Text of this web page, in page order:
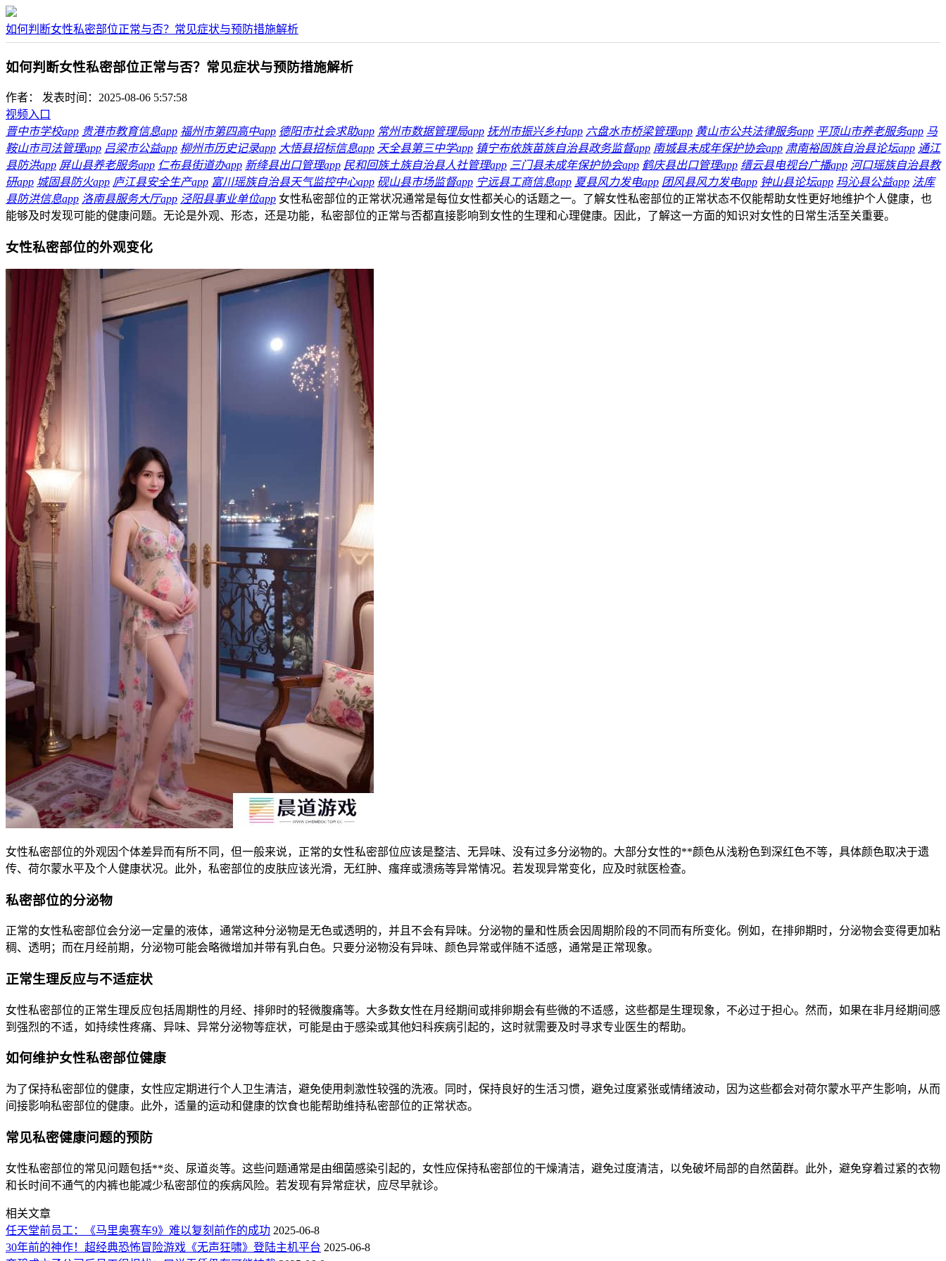
如何判断女性私密部位正常与否？常见症状与预防措施解析
如何判断女性私密部位正常与否？常见症状与预防措施解析
作者：
发表时间：2025-08-06 5:57:58
视频入口
晋中市学校app 贵港市教育信息app 福州市第四高中app 德阳市社会求助app 常州市数据管理局app 抚州市振兴乡村app 六盘水市桥梁管理app 黄山市公共法律服务app 平顶山市养老服务app 马
鞍山市司法管理app 吕梁市公益app 柳州市历史记录app 大悟县招标信息app 天全县第三中学app 镇宁布依族苗族自治县政务监督app 南城县未成年保护协会app 肃南裕固族自治县论坛app 通江
县防洪app 屏山县养老服务app 仁布县街道办app 新绛县出口管理app 民和回族土族自治县人社管理app 三门县未成年保护协会app 鹤庆县出口管理app 缙云县电视台广播app 河口瑶族自治县教
研app 城固县防火app 庐江县安全生产app 富川瑶族自治县天气监控中心app 砚山县市场监督app 宁远县工商信息app 夏县风力发电app 团风县风力发电app 钟山县论坛app 玛沁县公益app 法库
县防洪信息app 洛南县服务大厅app 泾阳县事业单位app 女性私密部位的正常状况通常是每位女性都关心的话题之一。了解女性私密部位的正常状态不仅能帮助女性更好地维护个人健康，也
能够及时发现可能的健康问题。无论是外观、形态，还是功能，私密部位的正常与否都直接影响到女性的生理和心理健康。因此，了解这一方面的知识对女性的日常生活至关重要。
女性私密部位的外观变化
女性私密部位的外观因个体差异而有所不同，但一般来说，正常的女性私密部位应该是整洁、无异味、没有过多分泌物的。大部分女性的**颜色从浅粉色到深红色不等，具体颜色取决于遗
传、荷尔蒙水平及个人健康状况。此外，私密部位的皮肤应该光滑，无红肿、瘙痒或溃疡等异常情况。若发现异常变化，应及时就医检查。
私密部位的分泌物
正常的女性私密部位会分泌一定量的液体，通常这种分泌物是无色或透明的，并且不会有异味。分泌物的量和性质会因周期阶段的不同而有所变化。例如，在排卵期时，分泌物会变得更加粘
稠、透明；而在月经前期，分泌物可能会略微增加并带有乳白色。只要分泌物没有异味、颜色异常或伴随不适感，通常是正常现象。
正常生理反应与不适症状
女性私密部位的正常生理反应包括周期性的月经、排卵时的轻微腹痛等。大多数女性在月经期间或排卵期会有些微的不适感，这些都是生理现象，不必过于担心。然而，如果在非月经期间感
到强烈的不适，如持续性疼痛、异味、异常分泌物等症状，可能是由于感染或其他妇科疾病引起的，这时就需要及时寻求专业医生的帮助。
如何维护女性私密部位健康
为了保持私密部位的健康，女性应定期进行个人卫生清洁，避免使用刺激性较强的洗液。同时，保持良好的生活习惯，避免过度紧张或情绪波动，因为这些都会对荷尔蒙水平产生影响，从而
间接影响私密部位的健康。此外，适量的运动和健康的饮食也能帮助维持私密部位的正常状态。
常见私密健康问题的预防
女性私密部位的常见问题包括**炎、尿道炎等。这些问题通常是由细菌感染引起的，女性应保持私密部位的干燥清洁，避免过度清洁，以免破坏局部的自然菌群。此外，避免穿着过紧的衣物
和长时间不通气的内裤也能减少私密部位的疾病风险。若发现有异常症状，应尽早就诊。
相关文章
任天堂前员工：《马里奥赛车9》难以复刻前作的成功 2025-06-8
30年前的神作！超经典恐怖冒险游戏《无声狂啸》登陆主机平台 2025-06-8